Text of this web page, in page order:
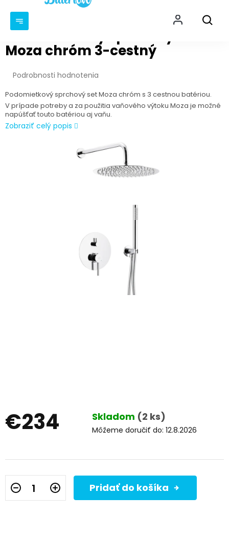
obsah
Podomietkový sprchový set
Moza chróm 3-cestný
Priemerné
produktu
je
0,0
z
Podrobnosti hodnotenia
Podomietkový sprchový set Moza chróm s 3 cestnou batériou.
V prípade potreby a za použitia vaňového výtoku Moza je možné
napúšťať touto batériou aj vaňu.
Zobraziť celý popis
€234 Skladom (2 ks)
Môžeme doručiť do: 12.8.2026
Pridať do košíka